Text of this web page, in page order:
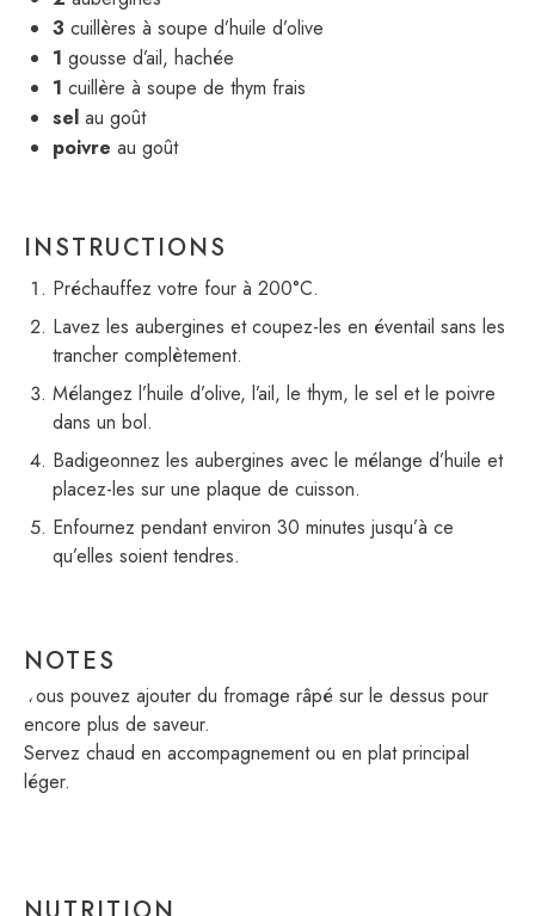
3 cuillères à soupe d’huile d’olive
1 gousse d’ail, hachée
1 cuillère à soupe de thym frais
sel au goût
poivre au goût
INSTRUCTIONS
Préchauffez votre four à 200°C.
Lavez les aubergines et coupez-les en éventail sans les
trancher complètement.
Mélangez l’huile d’olive, l’ail, le thym, le sel et le poivre
dans un bol.
Badigeonnez les aubergines avec le mélange d’huile et
placez-les sur une plaque de cuisson.
Enfournez pendant environ 30 minutes jusqu’à ce
qu’elles soient tendres.
NOTES
Vous pouvez ajouter du fromage râpé sur le dessus pour
encore plus de saveur.
Servez chaud en accompagnement ou en plat principal
léger.